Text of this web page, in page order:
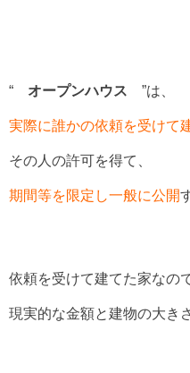
“ オープンハウス ”は、
実際に誰かの依頼を受けて
その人の許可を得て、
期間等を限定し一般に公開
依頼を受けて建てた家なの
現実的な金額と建物の大き